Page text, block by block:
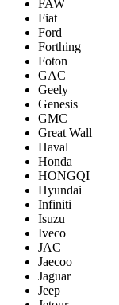
FAW
Fiat
Ford
Forthing
Foton
GAC
Geely
Genesis
GMC
Great Wall
Haval
Honda
HONGQI
Hyundai
Infiniti
Isuzu
Iveco
JAC
Jaecoo
Jaguar
Jeep